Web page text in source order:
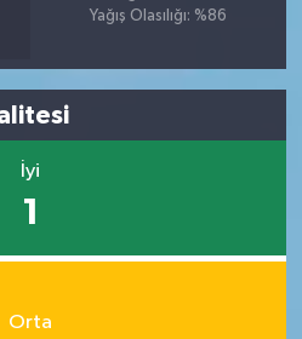
Yağış Olasılığı: %86
İyi
1
Orta